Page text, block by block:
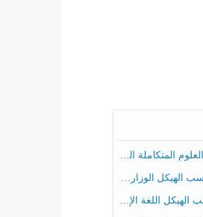
الخامس عام الفصل الثالث